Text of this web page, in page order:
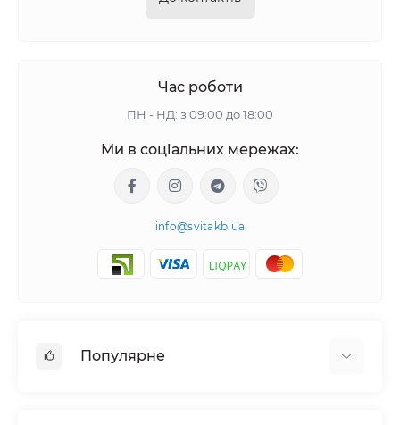
Час роботи
ПН - НД: з 09:00 до 18:00
Ми в соціальних мережах:
info@svitakb.ua
Популярне